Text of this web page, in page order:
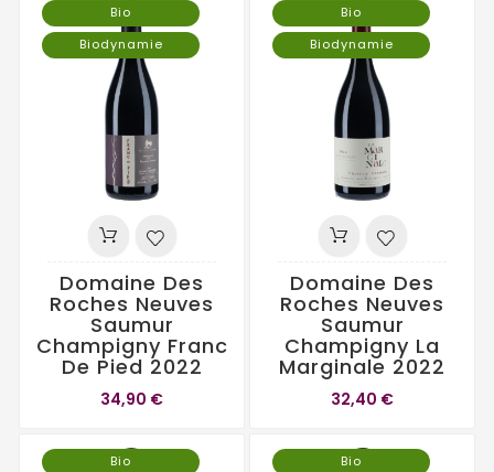
Bio
Biodynamie
Domaine Des
Roches Neuves
Saumur
Champigny Franc
De Pied 2022
34,90 €
Bio
Biodynamie
Domaine Des
Roches Neuves
Saumur
Champigny La
Marginale 2022
32,40 €
Bio
Bio